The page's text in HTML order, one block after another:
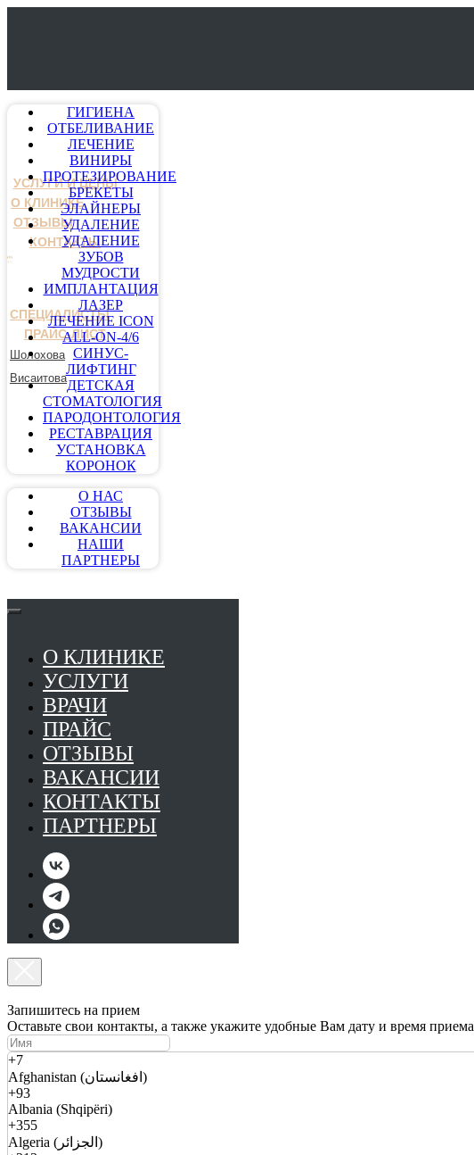
УСЛУГИ И ЦЕНЫ
О КЛИНИКЕ
ОТЗЫВЫ
КОНТАКТЫ
СПЕЦИАЛИСТЫ
ПРАЙС-ЛИСТ
Шолохова
Висаитова
ГИГИЕНА
ОТБЕЛИВАНИЕ
ЛЕЧЕНИЕ
ВИНИРЫ
ПРОТЕЗИРОВАНИЕ
БРЕКЕТЫ
ЭЛАЙНЕРЫ
УДАЛЕНИЕ
УДАЛЕНИЕ
ЗУБОВ
МУДРОСТИ
ИМПЛАНТАЦИЯ
ЛАЗЕР
ЛЕЧЕНИЕ ICON
ALL-ON-4/6
СИНУС-
ЛИФТИНГ
ДЕТСКАЯ
СТОМАТОЛОГИЯ
ПАРОДОНТОЛОГИЯ
РЕСТАВРАЦИЯ
УСТАНОВКА
КОРОНОК
О НАС
ОТЗЫВЫ
ВАКАНСИИ
НАШИ
ПАРТНЕРЫ
О КЛИНИКЕ
УСЛУГИ
ВРАЧИ
ПРАЙС
ОТЗЫВЫ
ВАКАНСИИ
КОНТАКТЫ
ПАРТНЕРЫ
Запишитесь на прием
Оставьте свои контакты, а также укажите удобные Вам дату и время приема
+7
Afghanistan (افغانستان)
+93
Albania (Shqipëri)
+355
Algeria (الجزائر)